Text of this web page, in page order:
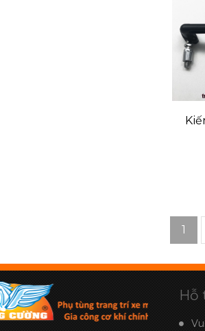
1
Hỗ